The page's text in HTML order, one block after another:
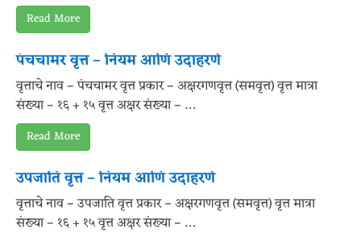
Read More
पंचचामर वृत्त – नियम आणि उदाहरणे
वृत्ताचे नाव – पंचचामर वृत्त प्रकार – अक्षरगणवृत्त (समवृत्त) वृत्त मात्रा
संख्या – १६ + १५ वृत्त अक्षर संख्या – …
Read More
उपजाति वृत्त – नियम आणि उदाहरणे
वृत्ताचे नाव – उपजाति वृत्त प्रकार – अक्षरगणवृत्त (समवृत्त) वृत्त मात्रा
संख्या – १६ + १५ वृत्त अक्षर संख्या – …